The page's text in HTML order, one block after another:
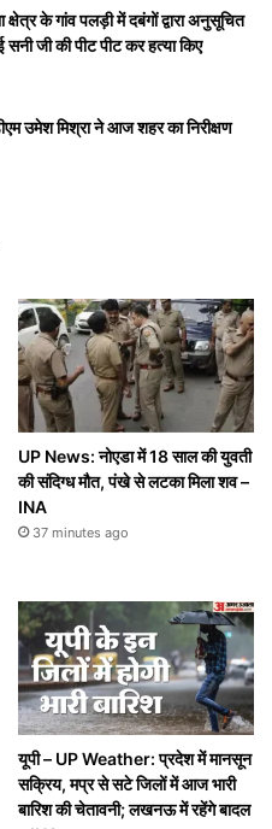
क्षेत्र के गांव पलड़ी में दबंगों द्वारा अनुसूचित
जी की पीट पीट कर हत्या किए
उमेश मिश्रा ने आज शहर का निरीक्षण
UP News: नोएडा में 18 साल की युवती
की संदिग्ध मौत, पंखे से लटका मिला शव –
INA
37 minutes ago
यूपी – UP Weather: प्रदेश में मानसून
सक्रिय, मप्र से सटे जिलों में आज भारी
बारिश की चेतावनी; लखनऊ में रहेंगे बादल